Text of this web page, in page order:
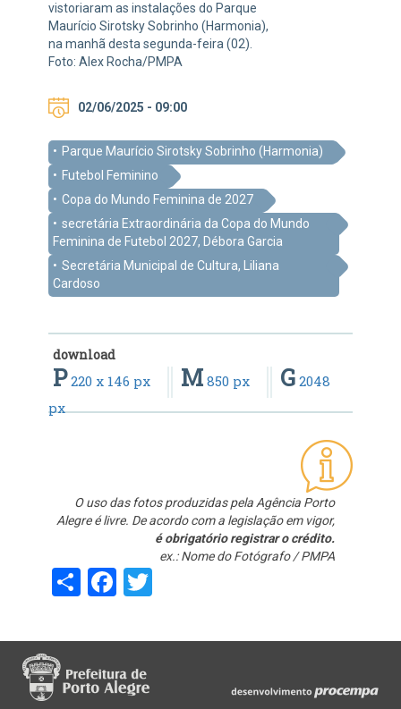
vistoriaram as instalações do Parque
Maurício Sirotsky Sobrinho (Harmonia),
na manhã desta segunda-feira (02).
Foto: Alex Rocha/PMPA
02/06/2025 - 09:00
Parque Maurício Sirotsky Sobrinho (Harmonia)
Futebol Feminino
Copa do Mundo Feminina de 2027
secretária Extraordinária da Copa do Mundo
Feminina de Futebol 2027, Débora Garcia
Secretária Municipal de Cultura, Liliana
Cardoso
download
P220 x 146 px M 850 px G 2048
px
O uso das fotos produzidas pela Agência Porto
Alegre é livre. De acordo com a legislação em vigor,
é obrigatório registrar o crédito.
ex.: Nome do Fotógrafo / PMPA
ShareFacebook